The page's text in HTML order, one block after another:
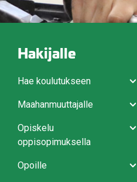
Hakijalle
Hae koulutukseen
Maahanmuuttajalle
Opiskelu
oppisopimuksella
Opoille